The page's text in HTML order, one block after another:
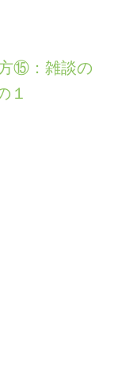
の相談
⑮：雑談の
１